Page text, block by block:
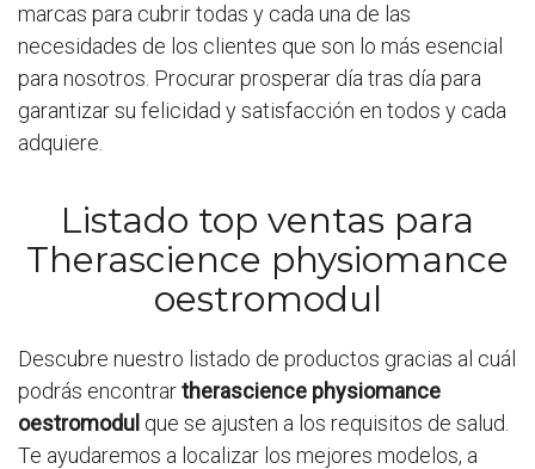
marcas para cubrir todas y cada una de las
necesidades de los clientes que son lo más esencial
para nosotros. Procurar prosperar día tras día para
garantizar su felicidad y satisfacción en todos y cada
adquiere.
Listado top ventas para
Therascience physiomance
oestromodul
Descubre nuestro listado de productos gracias al cuál
podrás encontrartherascience physiomance
oestromodul que se ajusten a los requisitos de salud.
Te ayudaremos a localizar los mejores modelos, a